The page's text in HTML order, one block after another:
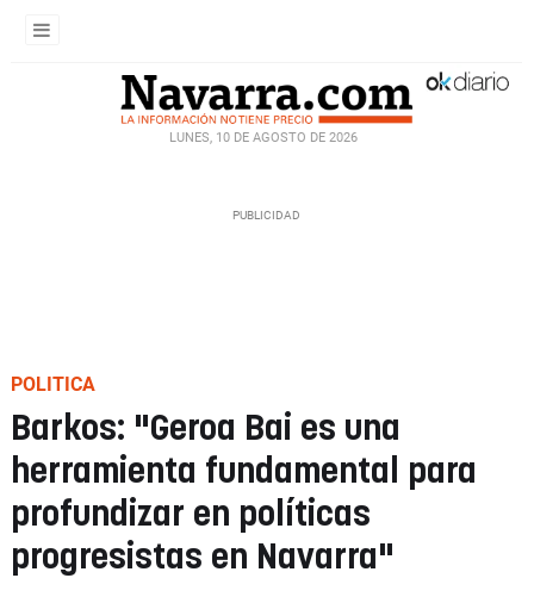
LUNES, 10 DE AGOSTO DE 2026
POLITICA
Barkos: "Geroa Bai es una
herramienta fundamental para
profundizar en políticas
progresistas en Navarra"